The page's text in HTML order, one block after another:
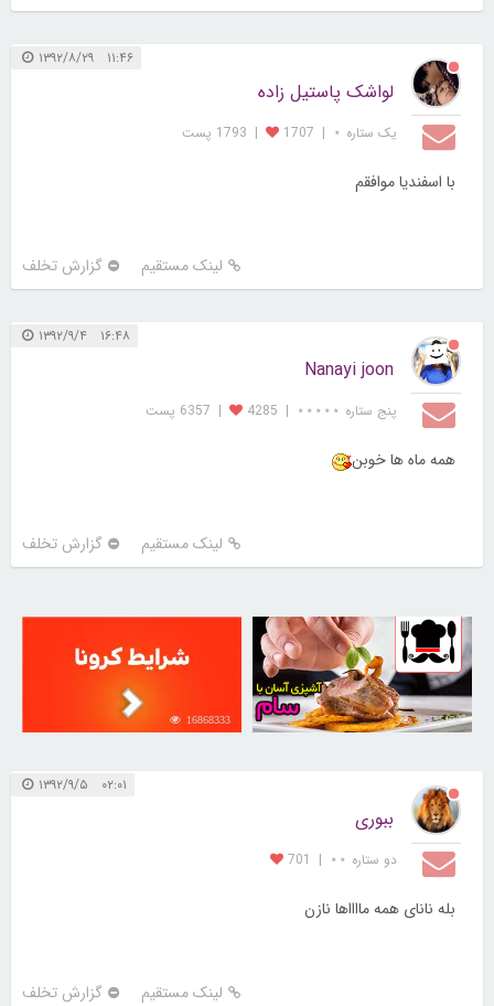
۱۱:۴۶ ۱۳۹۲/۸/۲۹
لواشک پاستیل زاده
یک ستاره ⋆ |
1707
| 1793 پست
با اسفندیا موافقم
لینک مستقیم گزارش تخلف
۱۶:۴۸ ۱۳۹۲/۹/۴
Nanayi joon
پنج ستاره ⋆⋆⋆⋆⋆ |
4285
| 6357 پست
همه ماه ها خوبن
لینک مستقیم گزارش تخلف
30255128
16868333
۰۲:۰۱ ۱۳۹۲/۹/۵
ببوری
دو ستاره ⋆⋆ |
701
بله نانای همه مااااها نازن
لینک مستقیم گزارش تخلف